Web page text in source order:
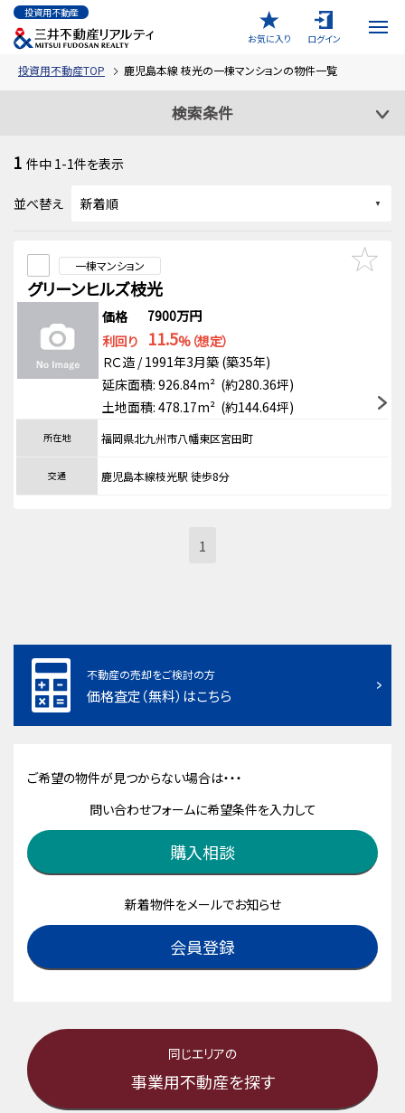
投資用不動産
お気に入り
ログイン
投資用不動産TOP 鹿児島本線 枝光の一棟マンションの物件一覧
検索条件
1 件中 1-1件を表示
並べ替え
一棟マンション
グリーンヒルズ枝光
価格
7900万円
利回り
11.5%（想定）
ＲＣ造 / 1991年3月築 (築35年)
延床面積: 926.84m² (約280.36坪)
土地面積: 478.17m² (約144.64坪)
所在地 福岡県北九州市八幡東区宮田町
交通 鹿児島本線枝光駅 徒歩8分
1
不動産の売却をご検討の方
価格査定（無料）はこちら
ご希望の物件が見つからない場合は・・・
問い合わせフォームに希望条件を入力して
購入相談
新着物件をメールでお知らせ
会員登録
同じエリアの
事業用不動産を探す